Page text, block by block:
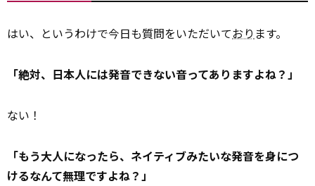
はい、というわけで今日も質問をいただいており ます。
「絶対、日本人には発音できない音ってありますよね？」
ない！
「もう大人になったら、ネイティブみたいな発音を身につ
けるなんて無理ですよね？」